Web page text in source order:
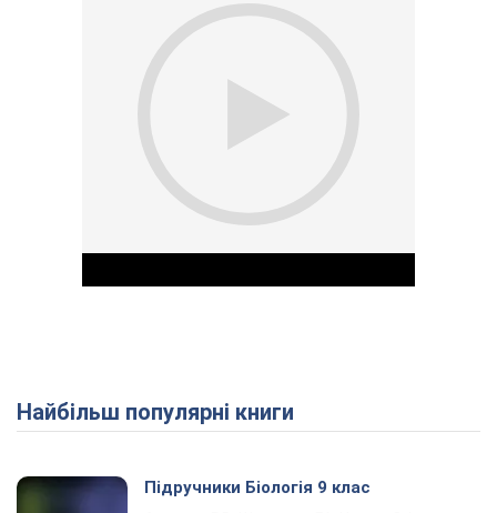
Play Video
Найбільш популярні книги
Підручники Біологія 9 клас